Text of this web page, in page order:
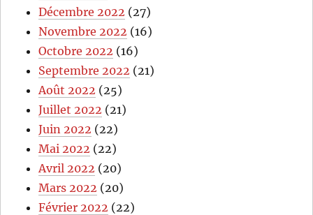
Décembre 2022 (27)
Novembre 2022 (16)
Octobre 2022 (16)
Septembre 2022 (21)
Août 2022 (25)
Juillet 2022 (21)
Juin 2022 (22)
Mai 2022 (22)
Avril 2022 (20)
Mars 2022 (20)
Février 2022 (22)